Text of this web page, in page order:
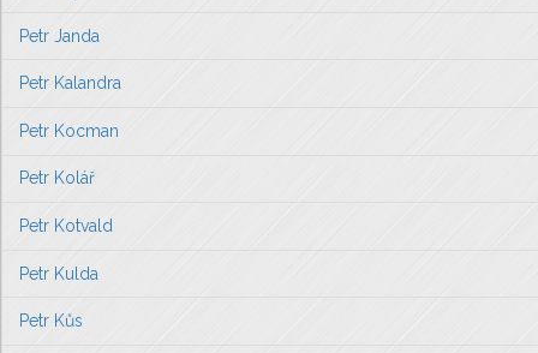
Petr Janda
Petr Kalandra
Petr Kocman
Petr Kolář
Petr Kotvald
Petr Kulda
Petr Kůs